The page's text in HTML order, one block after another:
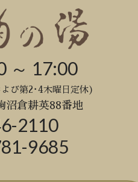
～ 17:00
び第2･4木曜日定休)
沼倉耕英88番地
2110
9685